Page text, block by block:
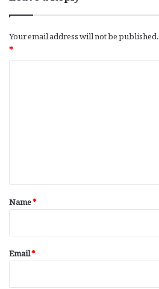
Your email address will not be published.
*
*
Name*
Email*